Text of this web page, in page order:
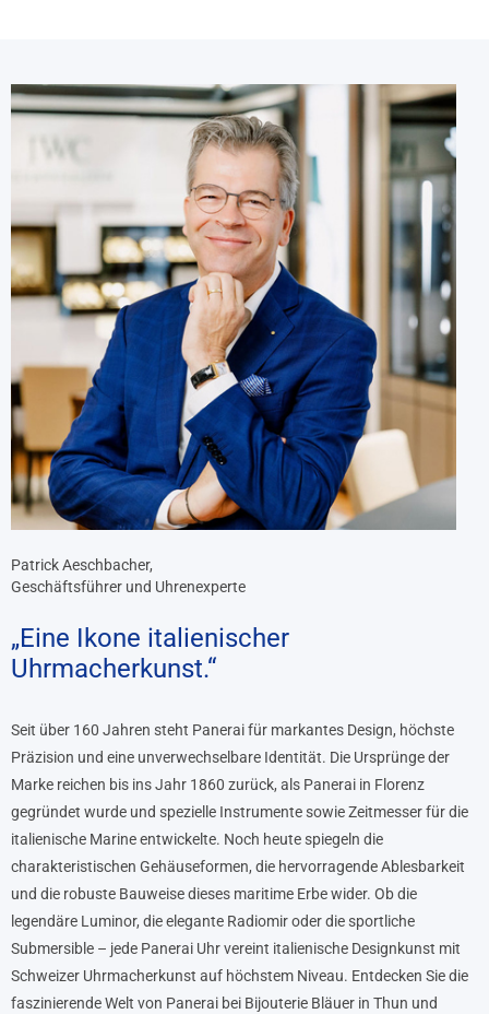
Patrick Aeschbacher,
Geschäftsführer und Uhrenexperte
„Eine Ikone italienischer
Uhrmacherkunst.“
Seit über 160 Jahren steht Panerai für markantes Design, höchste
Präzision und eine unverwechselbare Identität. Die Ursprünge der
Marke reichen bis ins Jahr 1860 zurück, als Panerai in Florenz
gegründet wurde und spezielle Instrumente sowie Zeitmesser für die
italienische Marine entwickelte. Noch heute spiegeln die
charakteristischen Gehäuseformen, die hervorragende Ablesbarkeit
und die robuste Bauweise dieses maritime Erbe wider. Ob die
legendäre Luminor, die elegante Radiomir oder die sportliche
Submersible – jede Panerai Uhr vereint italienische Designkunst mit
Schweizer Uhrmacherkunst auf höchstem Niveau. Entdecken Sie die
faszinierende Welt von Panerai bei Bijouterie Bläuer in Thun und